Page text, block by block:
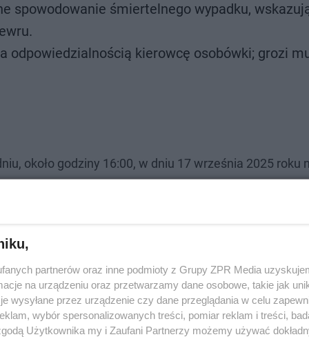
spowodowanie śmiertelnego wypadku,
odpowiedzialnością kierowcę osobówki; grozi
około godziny 16:00, w dniu 17 września 2025 roku
zderzyły się dwie maszyny: rolniczy Ursus
dzieci w wieku 2 i 6 lat.
partnerów oraz inne podmioty z Grupy ZPR Media
na urządzeniu oraz przetwarzamy dane osobowe, takie jak
wysyłane przez urządzenie czy dane przeglądania w celu
wybór spersonalizowanych treści, pomiar reklam i treści,
Użytkownika my i Zaufani Partnerzy możemy używać